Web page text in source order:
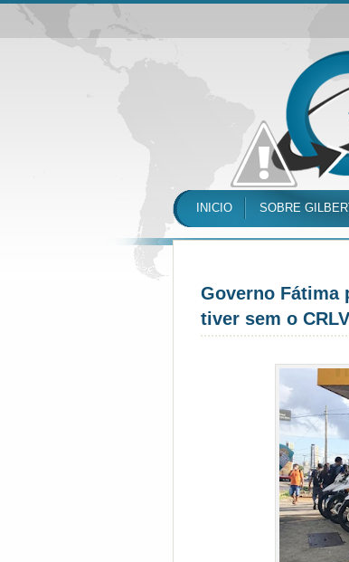
INICIO SOBRE
Governo Fátima
tiver sem o CRLV